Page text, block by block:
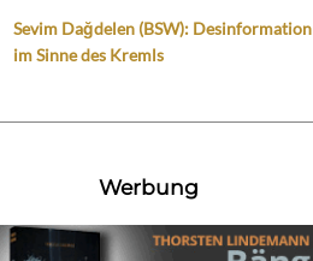
Sevim Dağdelen (BSW): Desinformation
im Sinne des Kremls
Werbung